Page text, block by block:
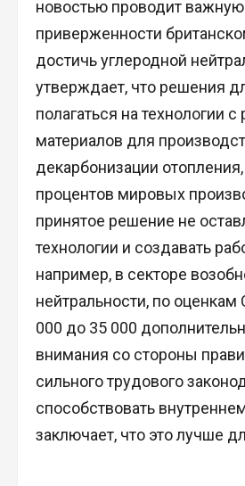
новостью проводит важную
приверженности
достичь углеродной
утверждает, что решения
полагаться на технологии
материалов для
декарбонизации
процентов мировых
принятое решение не
технологии и создавать
например, в секторе
нейтральности, по
000 до 35 000
внимания со стороны
сильного трудового
способствовать
заключает, что это лучше